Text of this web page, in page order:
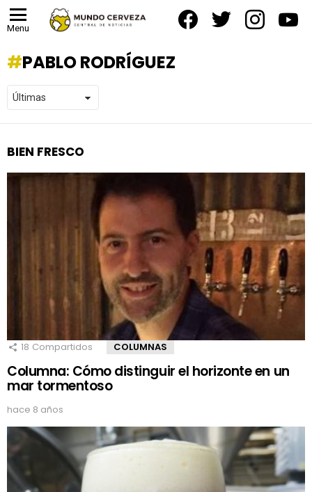
Menu
PABLO RODRÍGUEZ
BIEN FRESCO
18 Compartidos COLUMNAS
Columna: Cómo distinguir el horizonte en un
mar tormentoso
hace 8 años